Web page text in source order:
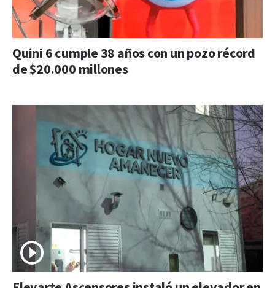
Quini 6 cumple 38 años con un pozo récord
de $20.000 millones